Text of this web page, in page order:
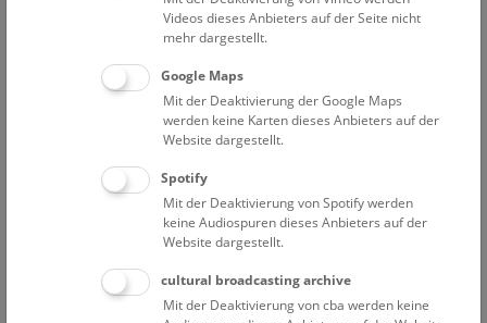
Videos dieses Anbieters auf der Seite nicht
mehr dargestellt.
Google Maps
Mit der Deaktivierung der Google Maps
werden keine Karten dieses Anbieters auf der
Website dargestellt.
Spotify
Mit der Deaktivierung von Spotify werden
keine Audiospuren dieses Anbieters auf der
Website dargestellt.
cultural broadcasting archive
Mit der Deaktivierung von cba werden keine